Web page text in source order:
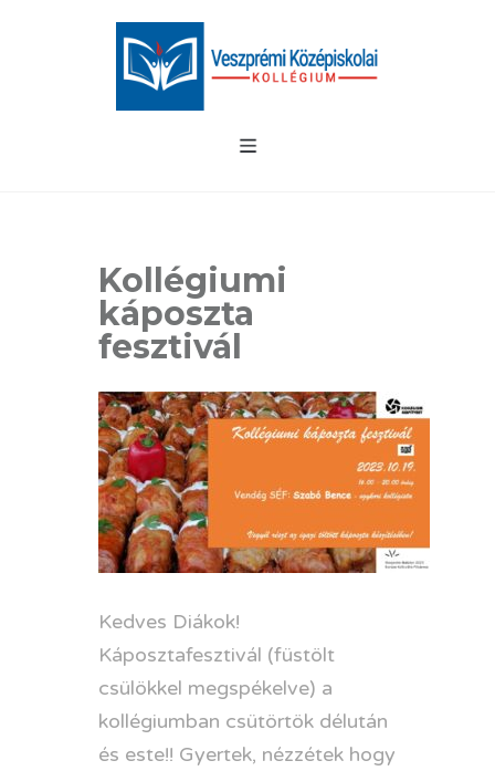
Kollégiumi
káposzta
fesztivál
Kedves Diákok!
Káposztafesztivál (füstölt
csülökkel megspékelve) a
kollégiumban csütörtök délután
és este!! Gyertek, nézzétek hogy